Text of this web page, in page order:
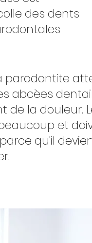
des dents
parodontite
abcèes
de la douleur.
et
qu'il